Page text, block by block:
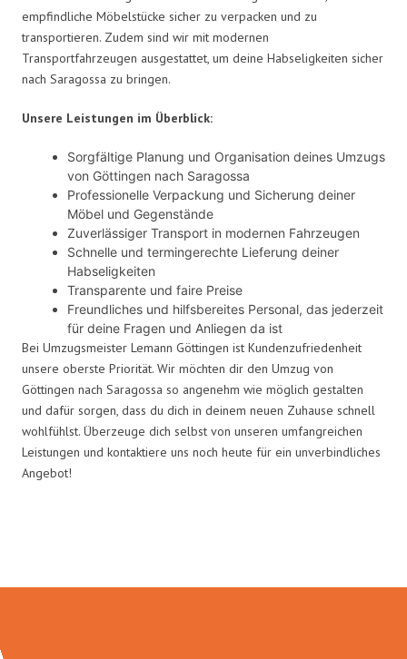
empfindliche Möbelstücke sicher zu verpacken und zu
transportieren. Zudem sind wir mit modernen
Transportfahrzeugen ausgestattet, um deine Habseligkeiten sicher
nach Saragossa zu bringen.
Unsere Leistungen im Überblick:
Sorgfältige Planung und Organisation deines Umzugs
von Göttingen nach Saragossa
Professionelle Verpackung und Sicherung deiner
Möbel und Gegenstände
Zuverlässiger Transport in modernen Fahrzeugen
Schnelle und termingerechte Lieferung deiner
Habseligkeiten
Transparente und faire Preise
Freundliches und hilfsbereites Personal, das jederzeit
für deine Fragen und Anliegen da ist
Bei Umzugsmeister Lemann Göttingen ist Kundenzufriedenheit
unsere oberste Priorität. Wir möchten dir den Umzug von
Göttingen nach Saragossa so angenehm wie möglich gestalten
und dafür sorgen, dass du dich in deinem neuen Zuhause schnell
wohlfühlst. Überzeuge dich selbst von unseren umfangreichen
Leistungen und kontaktiere uns noch heute für ein unverbindliches
Angebot!